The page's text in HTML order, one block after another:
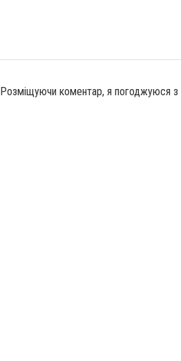
Розміщуючи коментар, я погоджуюся з